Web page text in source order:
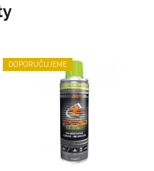
DOPORUČUJEME